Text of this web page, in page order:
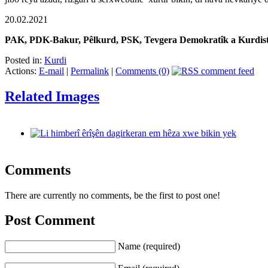
20.02.2021
PAK, PDK-Bakur, Pêlkurd, PSK, Tevgera Demokratîk a
Posted in: Kurdi
Actions: E-mail | Permalink | Comments (0)
Related Images
Comments
There are currently no comments, be the first to post one!
Post Comment
Name (required)